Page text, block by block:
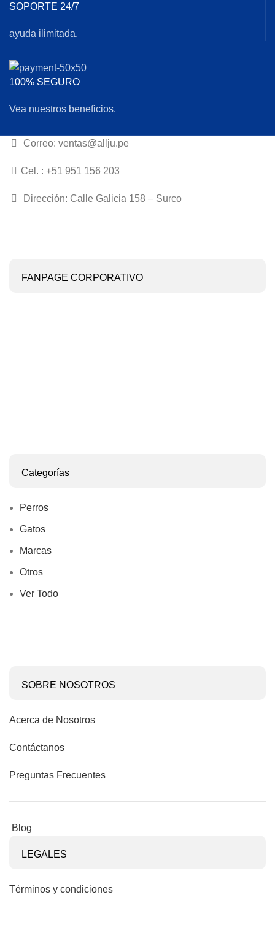
SOPORTE 24/7
ayuda ilimitada.
100% SEGURO
Vea nuestros beneficios.
Correo: ventas@allju.pe
Cel. : +51 951 156 203
Dirección: Calle Galicia 158 – Surco
FANPAGE CORPORATIVO
Categorías
Perros
Gatos
Marcas
Otros
Ver Todo
SOBRE NOSOTROS
Acerca de Nosotros
Contáctanos
Preguntas Frecuentes
Blog
LEGALES
Términos y condiciones